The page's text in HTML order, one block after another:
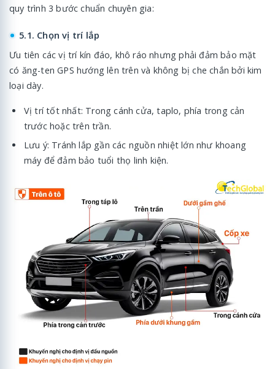
quy trình 3 bước chuẩn chuyên gia:
5.1. Chọn vị trí lắp
Ưu tiên các vị trí kín đáo, khô ráo nhưng phải đảm bảo mặt
có ăng-ten GPS hướng lên trên và không bị che chắn bởi kim
loại dày.
Vị trí tốt nhất: Trong cánh cửa, taplo, phía trong cản
trước hoặc trên trần.
Lưu ý: Tránh lắp gần các nguồn nhiệt lớn như khoang
máy để đảm bảo tuổi thọ linh kiện.